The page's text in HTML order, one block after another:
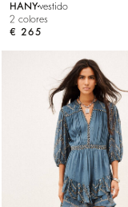
HANYvestido
2 colores
€ 265